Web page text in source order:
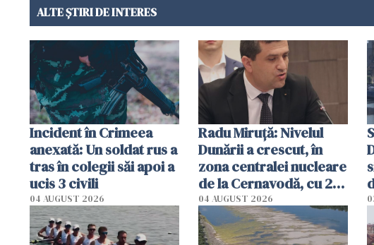
ALTE ȘTIRI DE INTERES
Incident în Crimeea
anexată: Un soldat rus a
tras în colegii săi apoi a
ucis 3 civili
04 AUGUST 2026
Radu Miruţă: Nivelul
Dunării a crescut, în
zona centralei nucleare
de la Cernavodă, cu 2
cm faţă de ziua trecută
04 AUGUST 2026